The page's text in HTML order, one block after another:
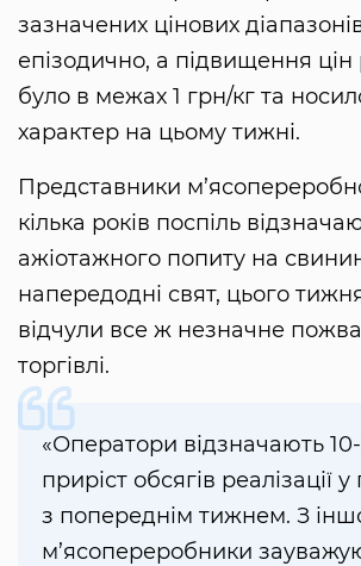
зазначених цінових
епізодично, а підвищення цін
було в межах 1 грн/кг та
характер на цьому тижні.
Представники
кілька років поспіль
ажіотажного попиту на
напередодні свят, цього
відчули все ж незначне
торгівлі.
«Оператори відзначають
приріст обсягів реалізації
з попереднім тижнем. З
м’ясопереробники